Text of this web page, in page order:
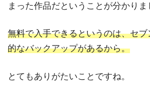
まった作品だということが分かりま
無料で入手できるというのは、セ
的なバックアップがあるから。
とてもありがたいことですね。